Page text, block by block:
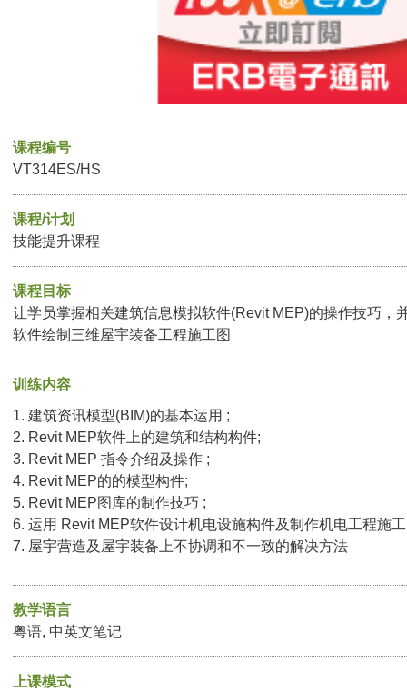
课程编号
VT314ES/HS
课程/计划
技能提升课程
课程目标
让学员掌握相关建筑信息模拟软件(Revit MEP)的操作技巧，
软件绘制三维屋宇装备工程施工图
训练内容
1. 建筑资讯模型(BIM)的基本运用 ;
2. Revit MEP软件上的建筑和结构构件;
3. Revit MEP 指令介绍及操作 ;
4. Revit MEP的的模型构件;
5. Revit MEP图库的制作技巧 ;
6. 运用 Revit MEP软件设计机电设施构件及制作机电工程施
7. 屋宇营造及屋宇装备上不协调和不一致的解决方法
教学语言
粤语, 中英文笔记
上课模式